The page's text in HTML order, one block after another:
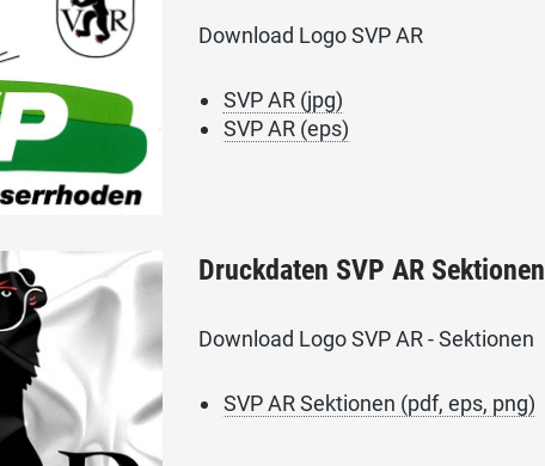
Download Logo SVP AR
SVP AR (jpg)
SVP AR (eps)
Druckdaten SVP AR Sektionen
Download Logo SVP AR - Sektionen
SVP AR Sektionen (pdf, eps, png)